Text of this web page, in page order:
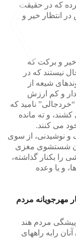
که در حقیقت
انتظار خیر و
خیر و برکت که
نیستند که در
شیعه از
و کم ارزش
نامید که
و ته مانده
می کنند.
و نوشیدنی، از سوی
آن شستشوی مغزی
را بکنار گذاشته،
و یا وعده
مهرجویانه مردم
مردم هند
رابه راههای
>